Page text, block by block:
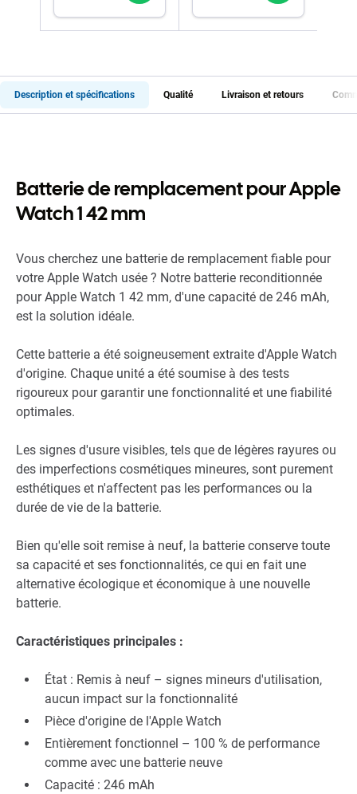
Description et spécifications Qualité Livraison et retours
Batterie de remplacement pour Apple
Watch 1 42 mm
Vous cherchez une batterie de remplacement fiable pour
votre Apple Watch usée ? Notre batterie reconditionnée
pour Apple Watch 1 42 mm, d'une capacité de 246 mAh,
est la solution idéale.
Cette batterie a été soigneusement extraite d'Apple Watch
d'origine. Chaque unité a été soumise à des tests
rigoureux pour garantir une fonctionnalité et une fiabilité
optimales.
Les signes d'usure visibles, tels que de légères rayures ou
des imperfections cosmétiques mineures, sont purement
esthétiques et n'affectent pas les performances ou la
durée de vie de la batterie.
Bien qu'elle soit remise à neuf, la batterie conserve toute
sa capacité et ses fonctionnalités, ce qui en fait une
alternative écologique et économique à une nouvelle
batterie.
Caractéristiques principales :
État : Remis à neuf – signes mineurs d'utilisation,
aucun impact sur la fonctionnalité
Pièce d'origine de l'Apple Watch
Entièrement fonctionnel – 100 % de performance
comme avec une batterie neuve
Capacité : 246 mAh